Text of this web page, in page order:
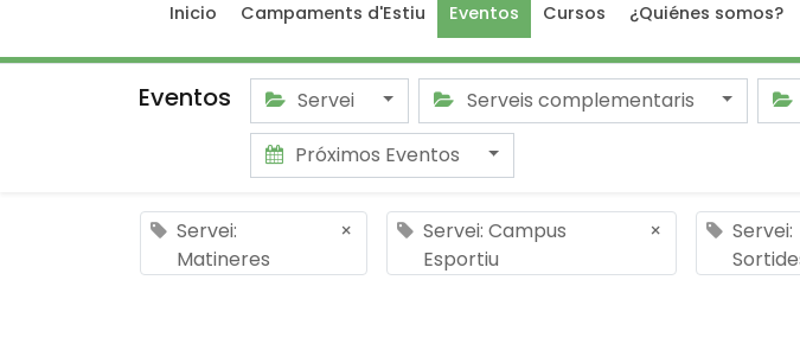
Inicio Campaments d'Estiu Eventos Cursos ¿Quiénes somos?
Eventos Servei Serveis complementaris
Próximos Eventos
Servei:
Matineres
×
Servei: Campus
Esportiu
×
Servei: